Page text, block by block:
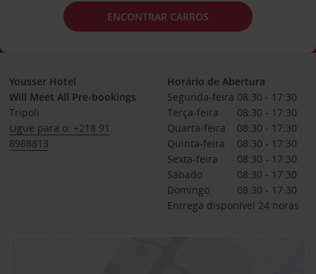
ENCONTRAR CARROS
Yousser Hotel
Will Meet All Pre-bookings
Tripoli
Ligue para o: +218 91
8988813
Horário de Abertura
Segunda-feira 08:30 - 17:30
Terça-feira
08:30 - 17:30
Quarta-feira
08:30 - 17:30
Quinta-feira
08:30 - 17:30
Sexta-feira
08:30 - 17:30
Sábado
08:30 - 17:30
Domingo
08:30 - 17:30
Entrega disponível 24 horas